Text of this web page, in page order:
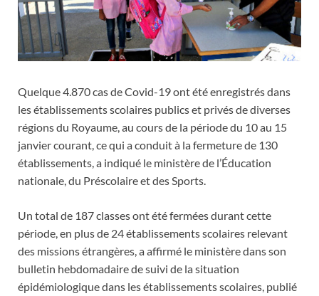
Quelque 4.870 cas de Covid-19 ont été enregistrés dans
les établissements scolaires publics et privés de diverses
régions du Royaume, au cours de la période du 10 au 15
janvier courant, ce qui a conduit à la fermeture de 130
établissements, a indiqué le ministère de l’Éducation
nationale, du Préscolaire et des Sports.
Un total de 187 classes ont été fermées durant cette
période, en plus de 24 établissements scolaires relevant
des missions étrangères, a affirmé le ministère dans son
bulletin hebdomadaire de suivi de la situation
épidémiologique dans les établissements scolaires, publié